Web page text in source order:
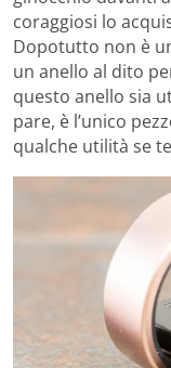
coraggiosi lo
Dopotutto non è
un anello al dito
questo anello sia
pare, è l’unico
qualche utilità se